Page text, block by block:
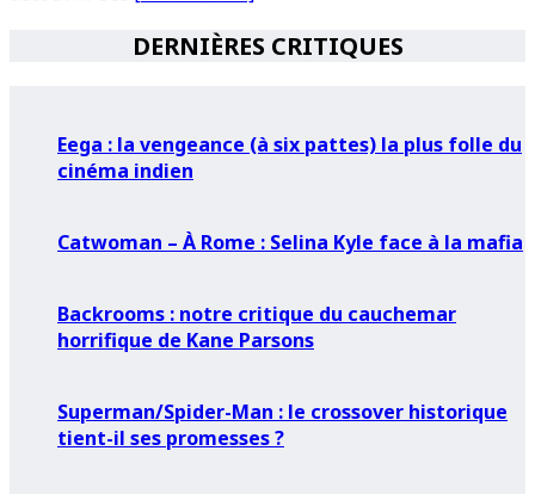
DERNIÈRES CRITIQUES
Eega : la vengeance (à six pattes) la plus folle du
cinéma indien
Catwoman – À Rome : Selina Kyle face à la mafia
Backrooms : notre critique du cauchemar
horrifique de Kane Parsons
Superman/Spider-Man : le crossover historique
tient-il ses promesses ?